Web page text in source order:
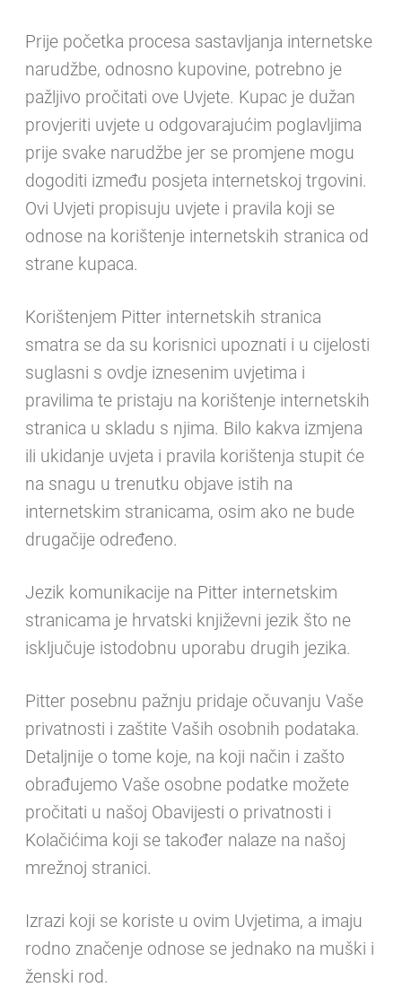
Prije početka procesa sastavljanja internetske
narudžbe, odnosno kupovine, potrebno je
pažljivo pročitati ove Uvjete. Kupac je dužan
provjeriti uvjete u odgovarajućim poglavljima
prije svake narudžbe jer se promjene mogu
dogoditi između posjeta internetskoj trgovini.
Ovi Uvjeti propisuju uvjete i pravila koji se
odnose na korištenje internetskih stranica od
strane kupaca.
Korištenjem Pitter internetskih stranica
smatra se da su korisnici upoznati i u cijelosti
suglasni s ovdje iznesenim uvjetima i
pravilima te pristaju na korištenje internetskih
stranica u skladu s njima. Bilo kakva izmjena
ili ukidanje uvjeta i pravila korištenja stupit će
na snagu u trenutku objave istih na
internetskim stranicama, osim ako ne bude
drugačije određeno.
Jezik komunikacije na Pitter internetskim
stranicama je hrvatski književni jezik što ne
isključuje istodobnu uporabu drugih jezika.
Pitter posebnu pažnju pridaje očuvanju Vaše
privatnosti i zaštite Vaših osobnih podataka.
Detaljnije o tome koje, na koji način i zašto
obrađujemo Vaše osobne podatke možete
pročitati u našoj Obavijesti o privatnosti i
Kolačićima koji se također nalaze na našoj
mrežnoj stranici.
Izrazi koji se koriste u ovim Uvjetima, a imaju
rodno značenje odnose se jednako na muški i
ženski rod.